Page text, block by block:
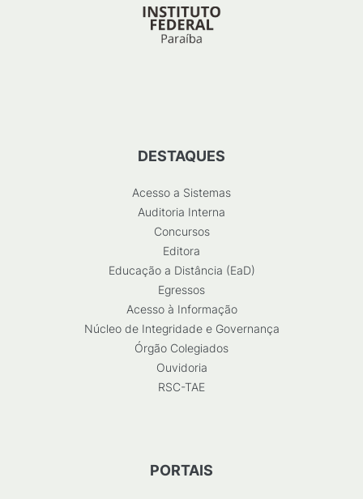
DESTAQUES
Acesso a Sistemas
Auditoria Interna
Concursos
Editora
Educação a Distância (EaD)
Egressos
Acesso à Informação
Núcleo de Integridade e Governança
Órgão Colegiados
Ouvidoria
RSC-TAE
PORTAIS